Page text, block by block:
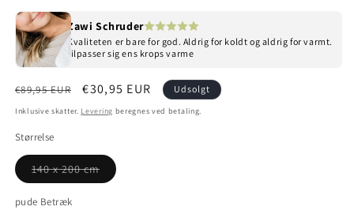
Zawi Schruder
Kvaliteten er bare for god. Aldrig for koldt og aldrig for varmt.
tilpasser sig ens krops varme
Normalpris
€89,95 EUR Udsalgspris
€30,95 EUR Udsolgt
Inklusive skatter. Levering beregnes ved betaling.
Størrelse
140 x 200 cmVarianten er udsolgt eller utilgængelig
pude Betræk